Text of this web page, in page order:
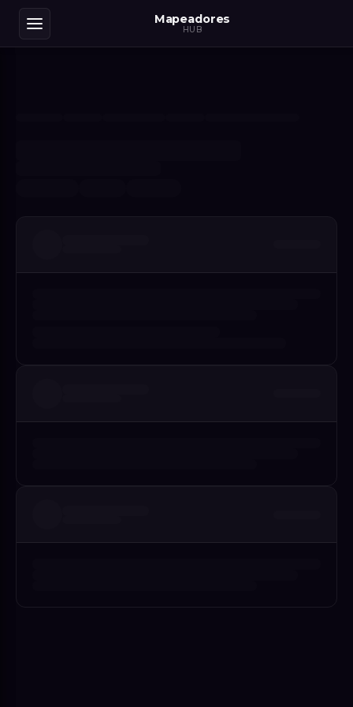
Mapeadores
HUB